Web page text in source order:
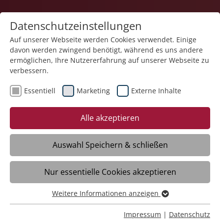
Schnellfinder - finden Sie Ihr
passendes Angebot über die
Schnellsuche oder den Filter
Datenschutzeinstellungen
Auf unserer Webseite werden Cookies verwendet. Einige
davon werden zwingend benötigt, während es uns andere
ermöglichen, Ihre Nutzererfahrung auf unserer Webseite zu
verbessern.
Essentiell Marketing Externe Inhalte
Alle akzeptieren
Auswahl Speichern & schließen
Nur essentielle Cookies akzeptieren
Essentiell
Essentielle Cookies werden für grundlegende Funktionen
Weitere Informationen anzeigen
Impressum | Datenschutz